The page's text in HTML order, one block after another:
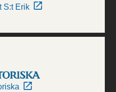
S:t Erik